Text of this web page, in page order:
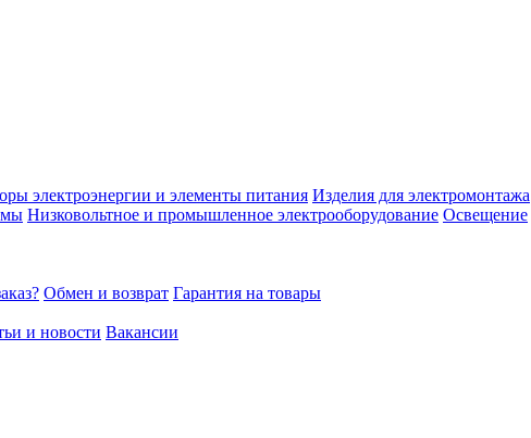
электроэнергии и элементы питания Изделия для электромонтажа
Низковольтное и промышленное электрооборудование Освещение
Обмен и возврат Гарантия на товары
и новости Вакансии